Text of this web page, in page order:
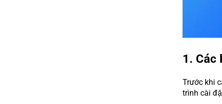
1. Các
Trước khi
trình cài